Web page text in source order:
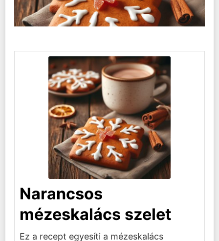
Narancsos
mézeskalács szelet
Ez a recept egyesíti a mézeskalács